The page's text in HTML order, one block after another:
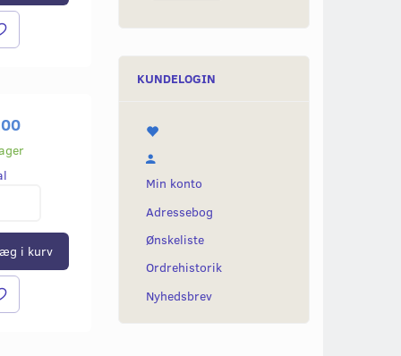
i kurv
KUNDELOGIN
Min konto
Adressebog
Ønskeliste
Ordrehistorik
Nyhedsbrev